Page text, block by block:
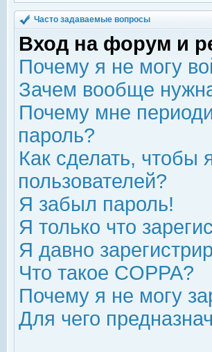
Часто задаваемые вопросы
Вход на форум и
Почему я не могу
Зачем вообще
Почему мне
пароль?
Как сделать, чтобы
пользователей?
Я забыл пароль!
Я только что
Я давно
Что такое COPPA?
Почему я не могу
Для чего